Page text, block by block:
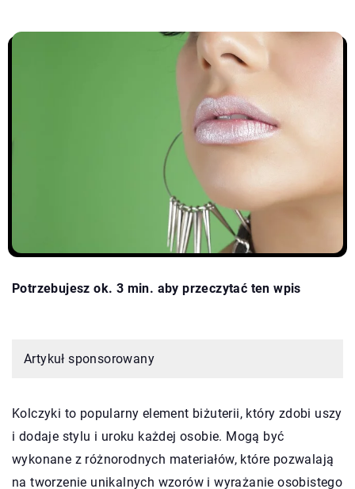
Potrzebujesz ok. 3 min. aby przeczytać ten wpis
Artykuł sponsorowany
Kolczyki to popularny element biżuterii, który zdobi uszy
i dodaje stylu i uroku każdej osobie. Mogą być
wykonane z różnorodnych materiałów, które pozwalają
na tworzenie unikalnych wzorów i wyrażanie osobistego